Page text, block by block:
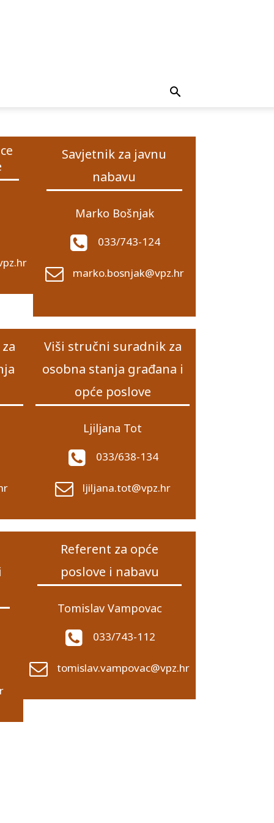
Savjetnik za javnu
nabavu
Marko Bošnjak
033/743-124
marko.bosnjak@vpz.hr
Viši stručni suradnik za
osobna stanja građana i
opće poslove
Ljiljana Tot
033/638-134
ljiljana.tot@vpz.hr
Referent za opće
poslove i nabavu
Tomislav Vampovac
033/743-112
tomislav.vampovac@vpz.hr